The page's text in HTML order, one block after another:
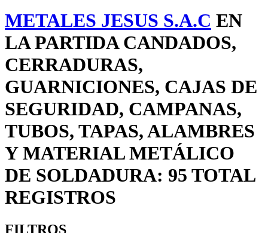
METALES JESUS S.A.C EN
LA PARTIDA CANDADOS,
CERRADURAS,
GUARNICIONES, CAJAS DE
SEGURIDAD, CAMPANAS,
TUBOS, TAPAS, ALAMBRES
Y MATERIAL METÁLICO
DE SOLDADURA: 95 TOTAL
REGISTROS
FILTROS